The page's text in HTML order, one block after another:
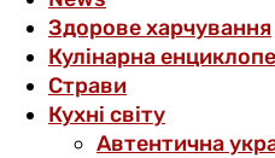
Здорове харчування
Кулінарна
Страви
Кухні світу
Автентична